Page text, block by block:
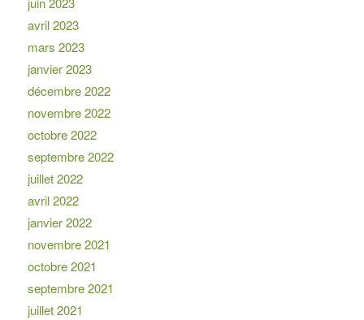
avril 2023
mars 2023
janvier 2023
décembre 2022
novembre 2022
octobre 2022
septembre 2022
juillet 2022
avril 2022
janvier 2022
novembre 2021
octobre 2021
septembre 2021
juillet 2021